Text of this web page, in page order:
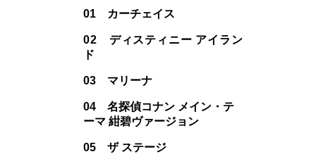
01 カーチェイス
02 ディスティニー アイラン
ド
03 マリーナ
04 名探偵コナン メイン・テ
ーマ 紺碧ヴァージョン
05 ザ ステージ